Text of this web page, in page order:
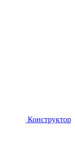
Конструктор